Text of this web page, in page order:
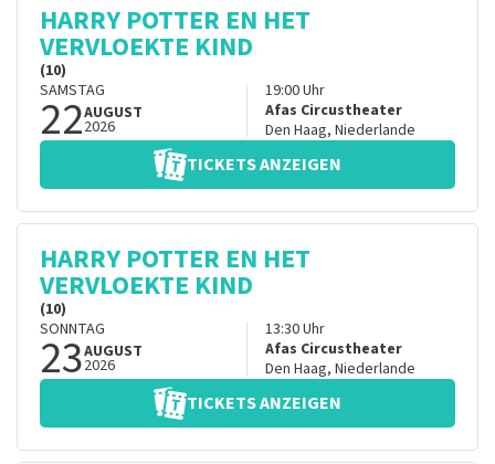
HARRY POTTER EN HET
VERVLOEKTE KIND
(10)
SAMSTAG
22AUGUST
2026
19:00Uhr
Afas Circustheater
Den Haag, Niederlande
TICKETS ANZEIGEN
HARRY POTTER EN HET
VERVLOEKTE KIND
(10)
SONNTAG
23AUGUST
2026
13:30Uhr
Afas Circustheater
Den Haag, Niederlande
TICKETS ANZEIGEN